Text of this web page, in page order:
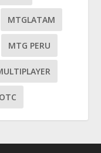
MTGLATAM
MTG PERU